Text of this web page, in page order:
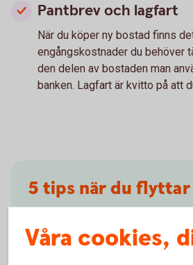
Pantbrev och lagfart
När du köper ny bostad finns
engångskostnader du behöver
den delen av bostaden man
banken. Lagfart är kvitto på att
5 tips när du flyttar
Adressändra
Vill du fortfarande få post?
Våra cookies,